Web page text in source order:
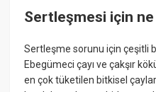
Sertleşmesi için ne
Sertleşme sorunu için çeşitli
Ebegümeci çayı ve çakşır
en çok tüketilen bitkisel